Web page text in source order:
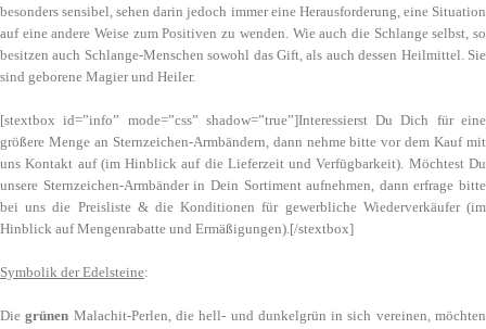
besonders sensibel, sehen darin jedoch immer eine Herausforderung, eine Situation
auf eine andere Weise zum Positiven zu wenden. Wie auch die Schlange selbst, so
besitzen auch Schlange-Menschen sowohl das Gift, als auch dessen Heilmittel. Sie
sind geborene Magier und Heiler.
[stextbox id=”info” mode=”css” shadow=”true”]Interessierst Du Dich für eine
größere Menge an Sternzeichen-Armbändern, dann nehme bitte vor dem Kauf mit
uns Kontakt auf (im Hinblick auf die Lieferzeit und Verfügbarkeit). Möchtest Du
unsere Sternzeichen-Armbänder in Dein Sortiment aufnehmen, dann erfrage bitte
bei uns die Preisliste & die Konditionen für gewerbliche Wiederverkäufer (im
Hinblick auf Mengenrabatte und Ermäßigungen).[/stextbox]
Symbolik der Edelsteine:
Diegrünen Malachit-Perlen, die hell- und dunkelgrün in sich vereinen, möchten